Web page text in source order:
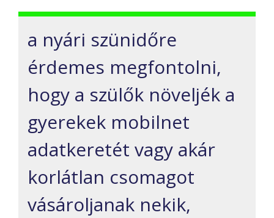
a nyári szünidőre
érdemes megfontolni,
hogy a szülők növeljék a
gyerekek mobilnet
adatkeretét vagy akár
korlátlan csomagot
vásároljanak nekik,